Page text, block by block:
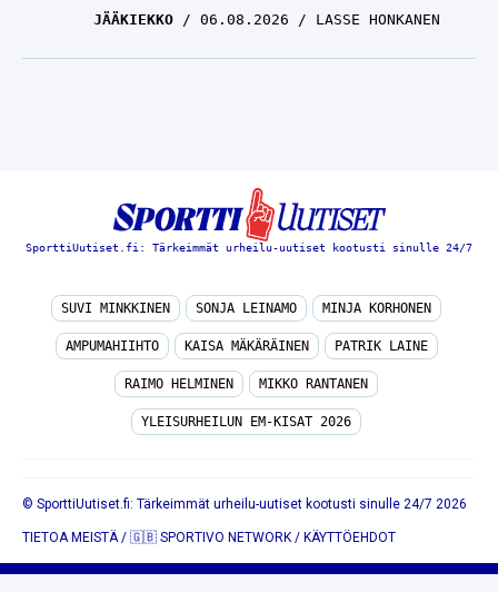
JÄÄKIEKKO 06.08.2026 LASSE HONKANEN
SporttiUutiset.fi: Tärkeimmät urheilu-uutiset kootusti sinulle 24/7
SUVI MINKKINEN SONJA LEINAMO MINJA KORHONEN
AMPUMAHIIHTO KAISA MÄKÄRÄINEN PATRIK LAINE
RAIMO HELMINEN MIKKO RANTANEN
YLEISURHEILUN EM-KISAT 2026
© SporttiUutiset.fi: Tärkeimmät urheilu-uutiset kootusti sinulle 24/7 2026
TIETOA MEISTÄ/ 🇬🇧 SPORTIVO NETWORK / KÄYTTÖEHDOT